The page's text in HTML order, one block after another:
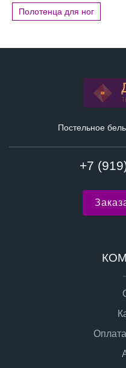
Полотенца для ног
Постельное
+7